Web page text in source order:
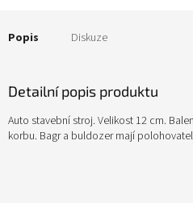
Popis Diskuze
Detailní popis produktu
Auto stavební stroj. Velikost 12 cm.
korbu. Bagr a buldozer mají